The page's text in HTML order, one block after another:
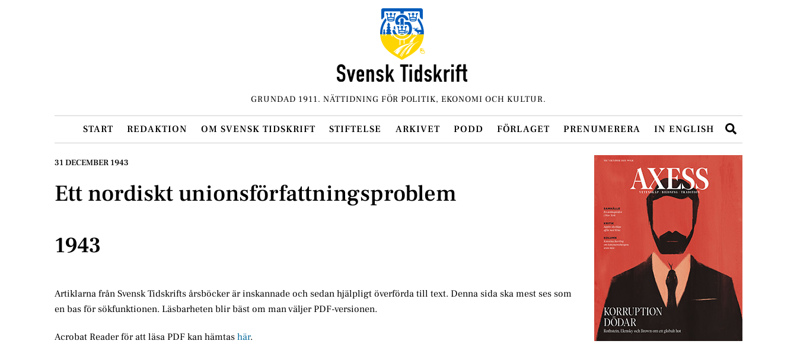
GRUNDAD 1911. NÄTTIDNING FÖR POLITIK, EKONOMI OCH KULTUR.
START REDAKTION OM SVENSK TIDSKRIFT STIFTELSE ARKIVET PODD FÖRLAGET PRENUMERERA IN ENGLISH
31 DECEMBER 1943
Ett nordiskt unionsförfattningsproblem
1943
Artiklarna från Svensk Tidskrifts årsböcker är inskannade och sedan hjälpligt överförda till text. Denna sida ska mest ses som
en bas för sökfunktionen. Läsbarheten blir bäst om man väljer PDF-versionen.
Acrobat Reader för att läsa PDF kan hämtas här.